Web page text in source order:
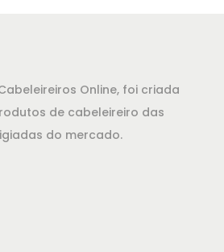
Online, foi criada
de cabeleireiro das
do mercado.